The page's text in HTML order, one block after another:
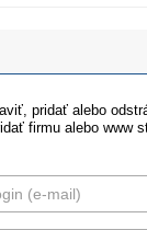
pridať alebo
firmu alebo www